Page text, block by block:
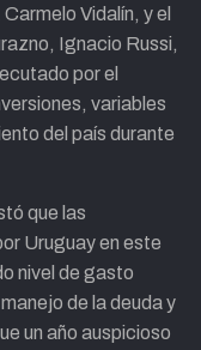
Vidalín, y el
Ignacio Russi,
por el
variables
del país durante
que las
Uruguay en este
nivel de gasto
de la deuda y
un año auspicioso